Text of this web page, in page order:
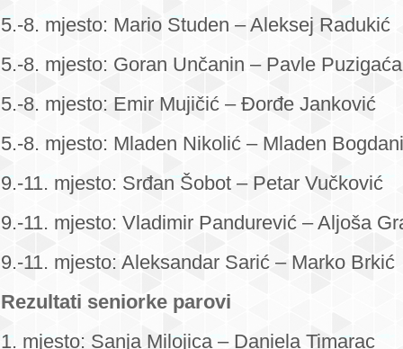
5.-8. mjesto: Mario Studen – Aleksej Radukić
5.-8. mjesto: Goran Unčanin – Pavle Puzigaća
5.-8. mjesto: Emir Mujičić – Đorđe Janković
5.-8. mjesto: Mladen Nikolić – Mladen
9.-11. mjesto: Srđan Šobot – Petar Vučković
9.-11. mjesto: Vladimir Pandurević – Aljoša
9.-11. mjesto: Aleksandar Sarić – Marko Brkić
Rezultati seniorke parovi
1. mjesto: Sanja Milojica – Daniela Timarac